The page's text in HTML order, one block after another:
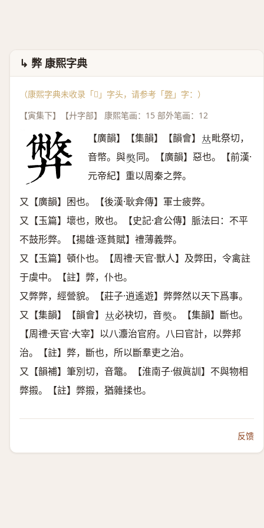
↳ 弊 康熙字典
（康熙字典未收录「𡚁」字头，请参考「弊 」字：）
【寅集下】【廾字部】 康熙笔画：15 部外笔画：12
【廣韻】【集韻】【韻會】 𠀤毗祭切，
音幣。與𡚁 同。【廣韻】惡也。【前漢·
元帝紀】重以周秦之弊。
又【廣韻】困也。【後漢·耿弇傳】軍士疲弊。
又【玉篇】壞也，敗也。【史記·倉公傳】脈法曰：不平
不鼓形弊。【揚雄·逐貧賦】禮薄義弊。
又【玉篇】頓仆也。【周禮·天官·獸人】及弊田，令禽註
于虞中。【註】弊，仆也。
又弊弊，經營貌。【莊子·逍遙遊】弊弊然以天下爲事。
又【集韻】【韻會】 𠀤必袂切，音𡚁 。【集韻】斷也。
【周禮·天官·大宰】以八灋治官府。八曰官計，以弊邦
治。【註】弊，斷也，所以斷羣吏之治。
又【韻補】筆別切，音鼈。【淮南子·俶眞訓】不與物相
弊摋。【註】弊摋，猶雜揉也。
反馈